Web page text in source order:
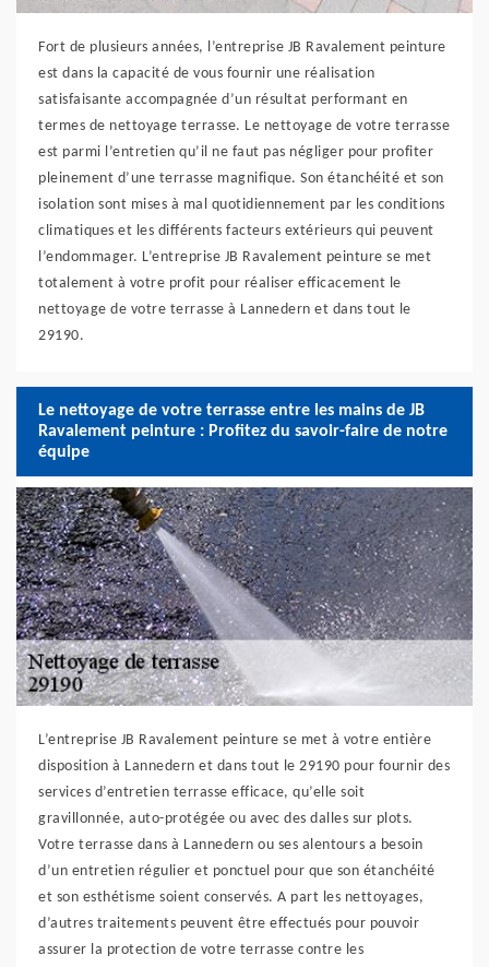
Fort de plusieurs années, l’entreprise JB Ravalement peinture
est dans la capacité de vous fournir une réalisation
satisfaisante accompagnée d’un résultat performant en
termes de nettoyage terrasse. Le nettoyage de votre terrasse
est parmi l’entretien qu’il ne faut pas négliger pour profiter
pleinement d’une terrasse magnifique. Son étanchéité et son
isolation sont mises à mal quotidiennement par les conditions
climatiques et les différents facteurs extérieurs qui peuvent
l’endommager. L’entreprise JB Ravalement peinture se met
totalement à votre profit pour réaliser efficacement le
nettoyage de votre terrasse à Lannedern et dans tout le
29190.
Le nettoyage de votre terrasse entre les mains de JB
Ravalement peinture : Profitez du savoir-faire de notre
équipe
L’entreprise JB Ravalement peinture se met à votre entière
disposition à Lannedern et dans tout le 29190 pour fournir des
services d’entretien terrasse efficace, qu’elle soit
gravillonnée, auto-protégée ou avec des dalles sur plots.
Votre terrasse dans à Lannedern ou ses alentours a besoin
d’un entretien régulier et ponctuel pour que son étanchéité
et son esthétisme soient conservés. A part les nettoyages,
d’autres traitements peuvent être effectués pour pouvoir
assurer la protection de votre terrasse contre les